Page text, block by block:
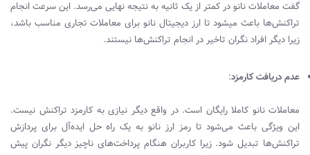
گفت معاملات نانو در کمتر از یک ثانیه به نتیجه نهایی می‌رسد. این سرعت انجام
تراکنش‌ها باعث میشود تا ارز دیجیتال نانو برای معاملات تجاری مناسب باشد،
زیرا دیگر افراد نگران تاخیر در انجام تراکنش‌ها نیستند.
عدم دریافت کارمزد:
معاملات نانو کاملا رایگان است. در واقع دیگر نیازی به کارمزد تراکنش نیست.
این ویژگی باعث می‌شود تا رمز ارز نانو به یک راه حل ایده‌آل برای پردازش
تراکنش‌ها تبدیل شود. زیرا کاربران هنگام پرداخت‌های ناچیز دیگر نگران پیش